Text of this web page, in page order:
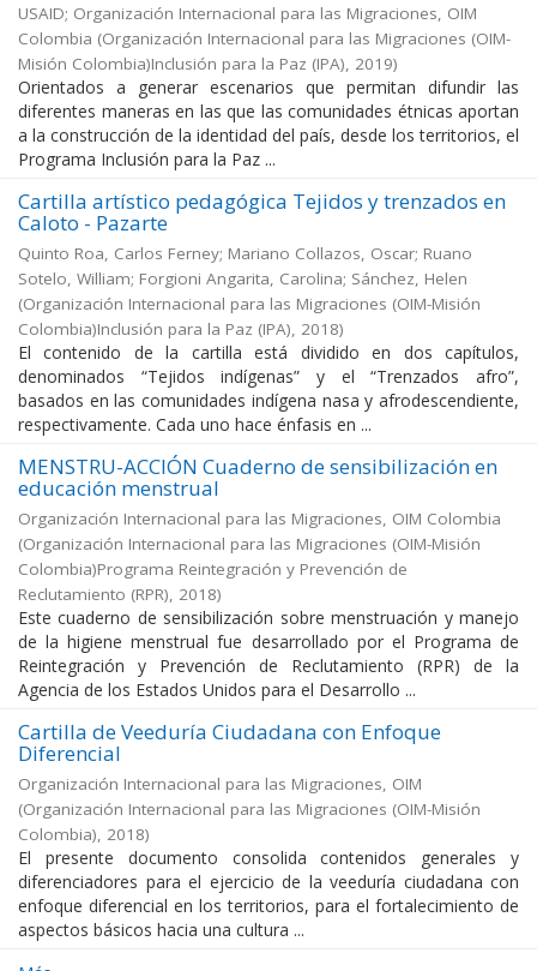
USAID; Organización Internacional para las Migraciones, OIM
Colombia (Organización Internacional para las Migraciones (OIM-
Misión Colombia)Inclusión para la Paz (IPA), 2019)
Orientados a generar escenarios que permitan difundir las
diferentes maneras en las que las comunidades étnicas aportan
a la construcción de la identidad del país, desde los territorios, el
Programa Inclusión para la Paz ...
Cartilla artístico pedagógica Tejidos y trenzados en
Caloto - Pazarte
Quinto Roa, Carlos Ferney; Mariano Collazos, Oscar; Ruano
Sotelo, William; Forgioni Angarita, Carolina; Sánchez, Helen
(Organización Internacional para las Migraciones (OIM-Misión
Colombia)Inclusión para la Paz (IPA), 2018)
El contenido de la cartilla está dividido en dos capítulos,
denominados “Tejidos indígenas” y el “Trenzados afro”,
basados en las comunidades indígena nasa y afrodescendiente,
respectivamente. Cada uno hace énfasis en ...
MENSTRU-ACCIÓN Cuaderno de sensibilización en
educación menstrual
Organización Internacional para las Migraciones, OIM Colombia
(Organización Internacional para las Migraciones (OIM-Misión
Colombia)Programa Reintegración y Prevención de
Reclutamiento (RPR), 2018)
Este cuaderno de sensibilización sobre menstruación y manejo
de la higiene menstrual fue desarrollado por el Programa de
Reintegración y Prevención de Reclutamiento (RPR) de la
Agencia de los Estados Unidos para el Desarrollo ...
Cartilla de Veeduría Ciudadana con Enfoque
Diferencial
Organización Internacional para las Migraciones, OIM
(Organización Internacional para las Migraciones (OIM-Misión
Colombia), 2018)
El presente documento consolida contenidos generales y
diferenciadores para el ejercicio de la veeduría ciudadana con
enfoque diferencial en los territorios, para el fortalecimiento de
aspectos básicos hacia una cultura ...